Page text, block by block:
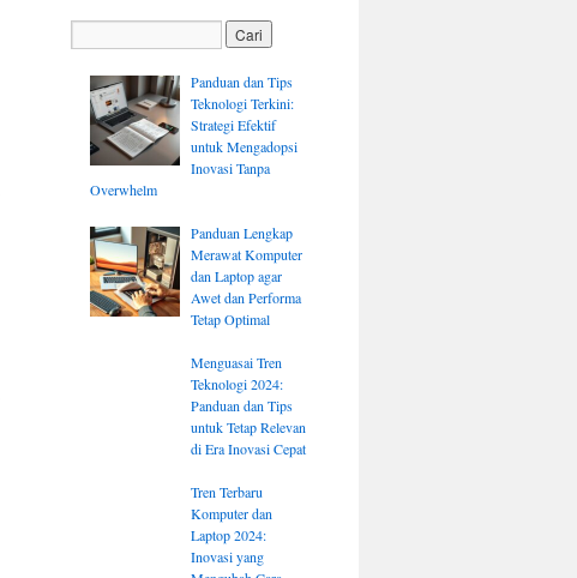
Panduan dan Tips
Teknologi Terkini:
Strategi Efektif
untuk Mengadopsi
Inovasi Tanpa
Overwhelm
Panduan Lengkap
Merawat Komputer
dan Laptop agar
Awet dan Performa
Tetap Optimal
Menguasai Tren
Teknologi 2024:
Panduan dan Tips
untuk Tetap Relevan
di Era Inovasi Cepat
Tren Terbaru
Komputer dan
Laptop 2024:
Inovasi yang